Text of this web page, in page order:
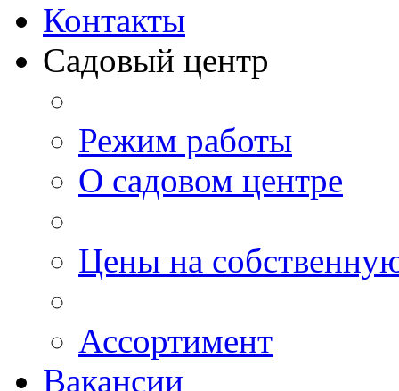
Контакты
Садовый центр
Режим работы
О садовом центре
Цены на
Ассортимент
Вакансии